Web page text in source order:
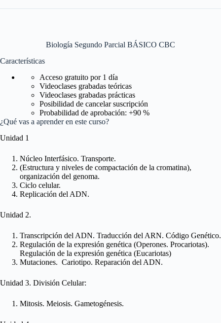
Biología Segundo Parcial BÁSICO CBC
Características
Acceso gratuito por 1 día
Videoclases grabadas teóricas
Videoclases grabadas prácticas
Posibilidad de cancelar suscripción
Probabilidad de aprobación: +90 %
¿Qué vas a aprender en este curso?
Unidad 1
Núcleo Interfásico. Transporte.
(Estructura y niveles de compactación de la cromatina),
organización del genoma.
Ciclo celular.
Replicación del ADN.
Unidad 2.
Transcripción del ADN. Traducción del ARN. Código Genético.
Regulación de la expresión genética (Operones. Procariotas).
Regulación de la expresión genética (Eucariotas)
Mutaciones. Cariotipo. Reparación del ADN.
Unidad 3. División Celular:
Mitosis. Meiosis. Gametogénesis.